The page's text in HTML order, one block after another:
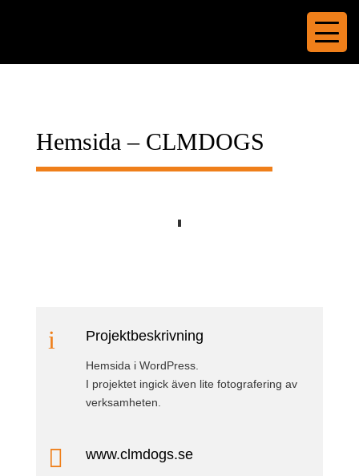
Hemsida – CLMDOGS
i Projektbeskrivning
Hemsida i WordPress.
I projektet ingick även lite fotografering av
verksamheten.
 www.clmdogs.se